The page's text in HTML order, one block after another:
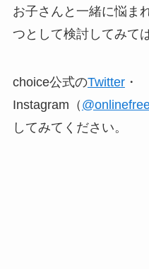
お子さんと一緒に悩ま
つとして検討してみて
choice公式のTwitter・
Instagram（
してみてください。